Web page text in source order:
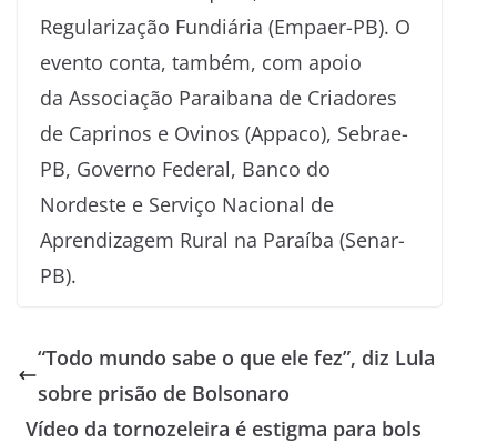
Regularização Fundiária (Empaer-PB). O
evento conta, também, com apoio
da Associação Paraibana de Criadores
de Caprinos e Ovinos (Appaco), Sebrae-
PB, Governo Federal, Banco do
Nordeste e Serviço Nacional de
Aprendizagem Rural na Paraíba (Senar-
PB).
“Todo mundo sabe o que ele fez”, diz Lula
sobre prisão de Bolsonaro
Vídeo da tornozeleira é estigma para bols